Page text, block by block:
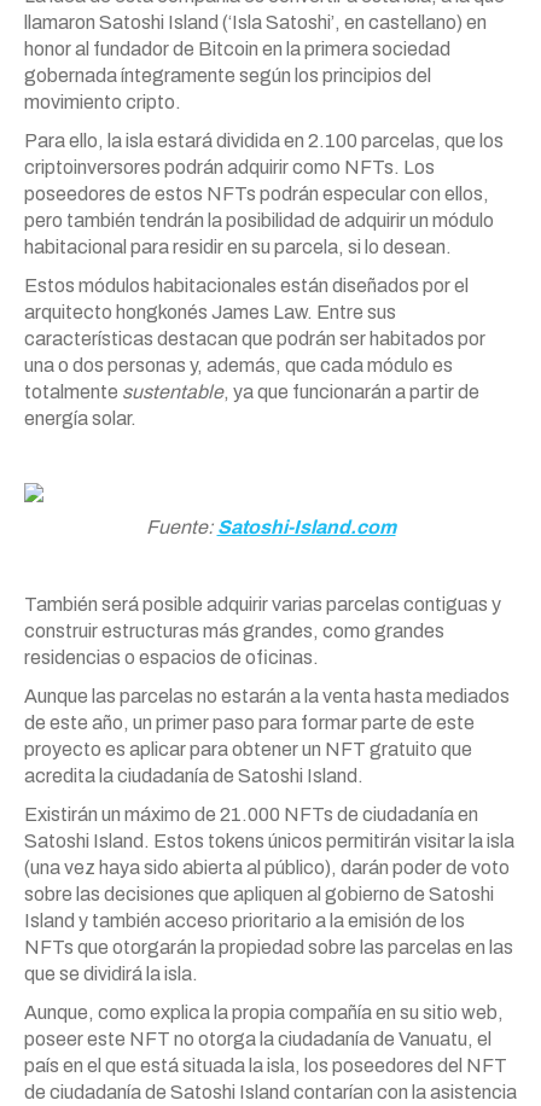
llamaron Satoshi Island (‘Isla Satoshi’, en castellano) en
honor al fundador de Bitcoin en la primera sociedad
gobernada íntegramente según los principios del
movimiento cripto.
Para ello, la isla estará dividida en 2.100 parcelas, que los
criptoinversores podrán adquirir como NFTs. Los
poseedores de estos NFTs podrán especular con ellos,
pero también tendrán la posibilidad de adquirir un módulo
habitacional para residir en su parcela, si lo desean.
Estos módulos habitacionales están diseñados por el
arquitecto hongkonés James Law. Entre sus
características destacan que podrán ser habitados por
una o dos personas y, además, que cada módulo es
totalmente sustentable, ya que funcionarán a partir de
energía solar.
Fuente: Satoshi-Island.com
También será posible adquirir varias parcelas contiguas y
construir estructuras más grandes, como grandes
residencias o espacios de oficinas.
Aunque las parcelas no estarán a la venta hasta mediados
de este año, un primer paso para formar parte de este
proyecto es aplicar para obtener un NFT gratuito que
acredita la ciudadanía de Satoshi Island.
Existirán un máximo de 21.000 NFTs de ciudadanía en
Satoshi Island. Estos tokens únicos permitirán visitar la isla
(una vez haya sido abierta al público), darán poder de voto
sobre las decisiones que apliquen al gobierno de Satoshi
Island y también acceso prioritario a la emisión de los
NFTs que otorgarán la propiedad sobre las parcelas en las
que se dividirá la isla.
Aunque, como explica la propia compañía en su sitio web,
poseer este NFT no otorga la ciudadanía de Vanuatu, el
país en el que está situada la isla, los poseedores del NFT
de ciudadanía de Satoshi Island contarían con la asistencia